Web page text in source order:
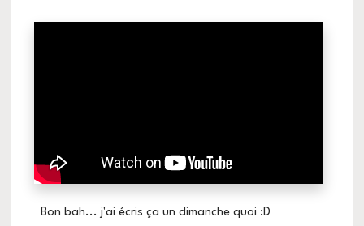
Bon bah... j'ai écris ça un dimanche quoi :D